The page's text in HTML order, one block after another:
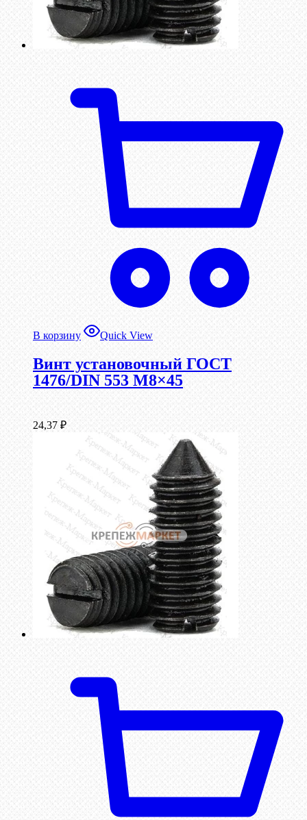
В корзину Quick View
Винт установочный ГОСТ
1476/DIN 553 М8×45
24,37 ₽